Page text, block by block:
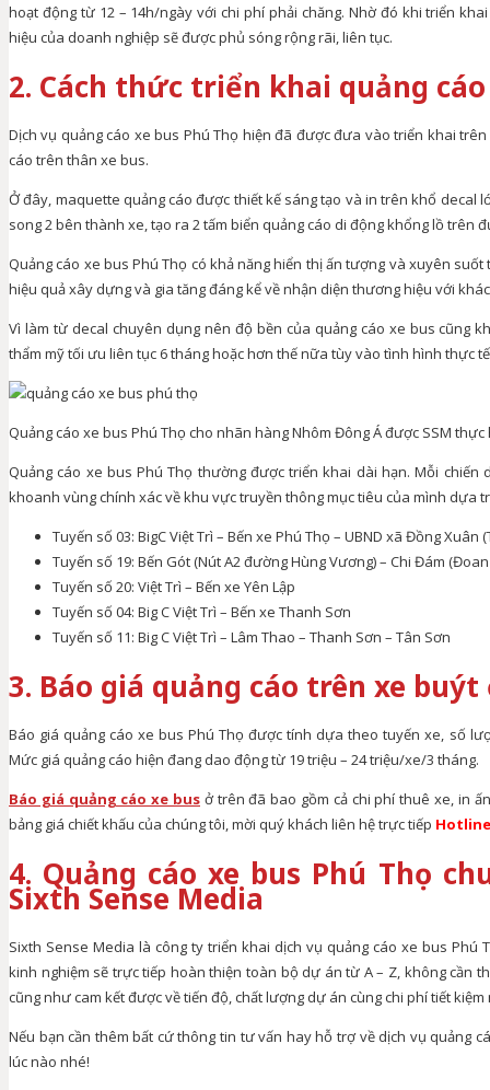
hoạt động từ 12 – 14h/ngày với chi phí phải chăng. Nhờ đó khi triển
hiệu của doanh nghiệp sẽ được phủ sóng rộng rãi, liên tục.
2. Cách thức triển khai quảng
Dịch vụ quảng cáo xe bus Phú Thọ hiện đã được đưa vào triển khai
cáo trên thân xe bus.
Ở đây, maquette quảng cáo được thiết kế sáng tạo và in trên khổ decal
song 2 bên thành xe, tạo ra 2 tấm biển quảng cáo di động khổng lồ trên
Quảng cáo xe bus Phú Thọ có khả năng hiển thị ấn tượng và xuyên
hiệu quả xây dựng và gia tăng đáng kể về nhận diện thương hiệu với
Vì làm từ decal chuyên dụng nên độ bền của quảng cáo xe bus cũng
thẩm mỹ tối ưu liên tục 6 tháng hoặc hơn thế nữa tùy vào tình hình thực
Quảng cáo xe bus Phú Thọ cho nhãn hàng Nhôm Đông Á được SSM thực
Quảng cáo xe bus Phú Thọ thường được triển khai dài hạn. Mỗi
khoanh vùng chính xác về khu vực truyền thông mục tiêu của mình dựa
Tuyến số 03: BigC Việt Trì – Bến xe Phú Thọ – UBND xã Đồng Xuân
Tuyến số 19: Bến Gót (Nút A2 đường Hùng Vương) – Chi Đám
Tuyến số 20: Việt Trì – Bến xe Yên Lập
Tuyến số 04: Big C Việt Trì – Bến xe Thanh Sơn
Tuyến số 11: Big C Việt Trì – Lâm Thao – Thanh Sơn – Tân Sơn
3. Báo giá quảng cáo trên xe buýt
Báo giá quảng cáo xe bus Phú Thọ được tính dựa theo tuyến xe, số
Mức giá quảng cáo hiện đang dao động từ 19 triệu – 24 triệu/xe/3 tháng.
Báo giá quảng cáo xe bus ở trên đã bao gồm cả chi phí thuê xe, in
bảng giá chiết khấu của chúng tôi, mời quý khách liên hệ trực tiếp
4. Quảng cáo xe bus Phú Thọ
Sixth Sense Media
Sixth Sense Media là công ty triển khai dịch vụ quảng cáo xe bus
kinh nghiệm sẽ trực tiếp hoàn thiện toàn bộ dự án từ A – Z, không cần
cũng như cam kết được về tiến độ, chất lượng dự án cùng chi phí tiết
Nếu bạn cần thêm bất cứ thông tin tư vấn hay hỗ trợ về dịch vụ quảng
lúc nào nhé!